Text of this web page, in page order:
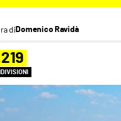
diDomenico Ravidà